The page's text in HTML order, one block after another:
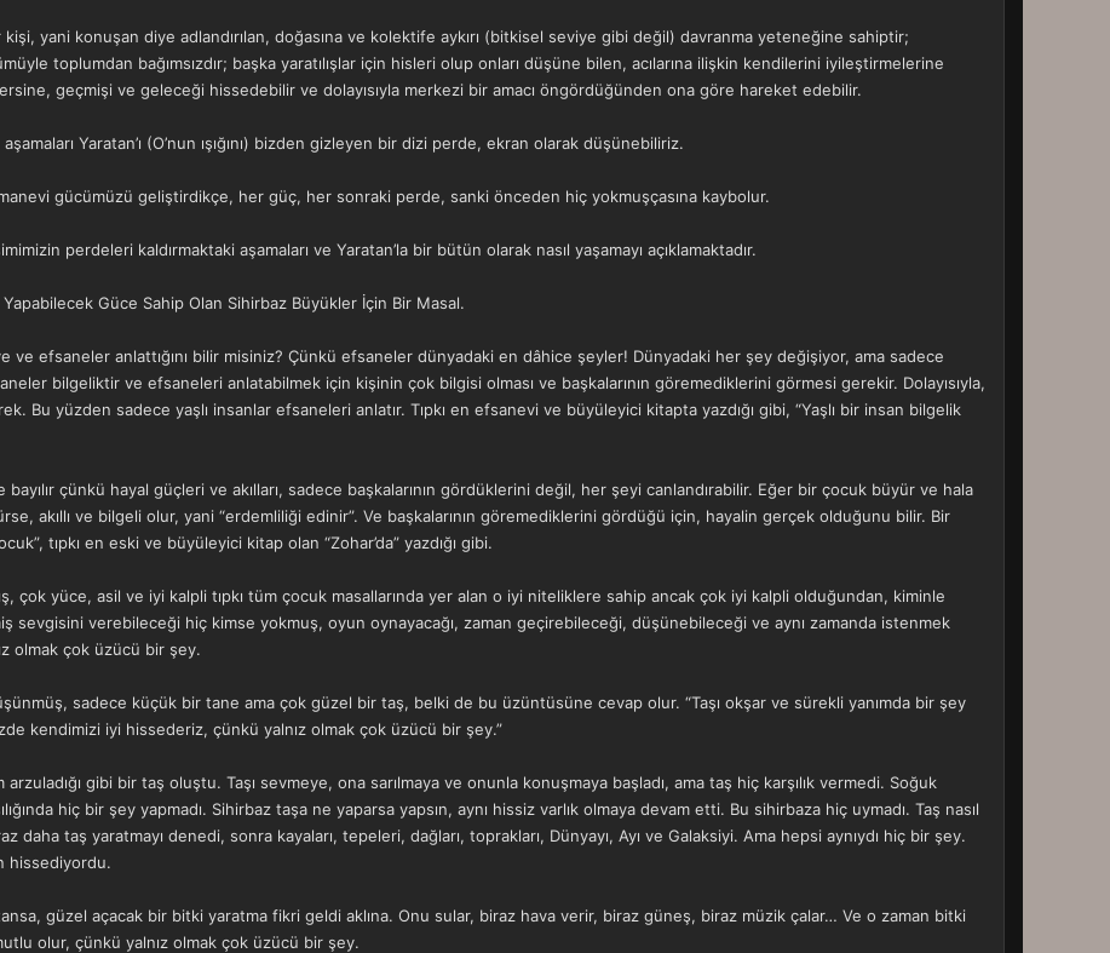
yani konuşan diye adlandırılan, doğasına ve kolektife aykırı (bitkisel seviye gibi değil) davranma yeteneğine sahiptir;
toplumdan bağımsızdır; başka yaratılışlar için hisleri olup onları düşüne bilen, acılarına ilişkin kendilerini iyileştirmelerine
geçmişi ve geleceği hissedebilir ve dolayısıyla merkezi bir amacı öngördüğünden ona göre hareket edebilir.
Yaratan’ı (O’nun ışığını) bizden gizleyen bir dizi perde, ekran olarak düşünebiliriz.
gücümüzü geliştirdikçe, her güç, her sonraki perde, sanki önceden hiç yokmuşçasına kaybolur.
perdeleri kaldırmaktaki aşamaları ve Yaratan’la bir bütün olarak nasıl yaşamayı açıklamaktadır.
Yapabilecek Güce Sahip Olan Sihirbaz Büyükler İçin Bir Masal.
ve efsaneler anlattığını bilir misiniz? Çünkü efsaneler dünyadaki en dâhice şeyler! Dünyadaki her şey değişiyor, ama sadece
bilgeliktir ve efsaneleri anlatabilmek için kişinin çok bilgisi olması ve başkalarının göremediklerini görmesi gerekir. Dolayısıyla,
Bu yüzden sadece yaşlı insanlar efsaneleri anlatır. Tıpkı en efsanevi ve büyüleyici kitapta yazdığı gibi, “Yaşlı bir insan bilgelik
çünkü hayal güçleri ve akılları, sadece başkalarının gördüklerini değil, her şeyi canlandırabilir. Eğer bir çocuk büyür ve hala
akıllı ve bilgeli olur, yani “erdemliliği edinir”. Ve başkalarının göremediklerini gördüğü için, hayalin gerçek olduğunu bilir. Bir
tıpkı en eski ve büyüleyici kitap olan “Zohar’da” yazdığı gibi.
çok yüce, asil ve iyi kalpli tıpkı tüm çocuk masallarında yer alan o iyi niteliklere sahip ancak çok iyi kalpli olduğundan, kiminle
sevgisini verebileceği hiç kimse yokmuş, oyun oynayacağı, zaman geçirebileceği, düşünebileceği ve aynı zamanda istenmek
olmak çok üzücü bir şey.
sadece küçük bir tane ama çok güzel bir taş, belki de bu üzüntüsüne cevap olur. “Taşı okşar ve sürekli yanımda bir şey
kendimizi iyi hissederiz, çünkü yalnız olmak çok üzücü bir şey.”
gibi bir taş oluştu. Taşı sevmeye, ona sarılmaya ve onunla konuşmaya başladı, ama taş hiç karşılık vermedi. Soğuk
hiç bir şey yapmadı. Sihirbaz taşa ne yaparsa yapsın, aynı hissiz varlık olmaya devam etti. Bu sihirbaza hiç uymadı. Taş nasıl
daha taş yaratmayı denedi, sonra kayaları, tepeleri, dağları, toprakları, Dünyayı, Ayı ve Galaksiyi. Ama hepsi aynıydı hiç bir şey.
hissediyordu.
güzel açacak bir bitki yaratma fikri geldi aklına. Onu sular, biraz hava verir, biraz güneş, biraz müzik çalar… Ve o zaman bitki
olur, çünkü yalnız olmak çok üzücü bir şey.